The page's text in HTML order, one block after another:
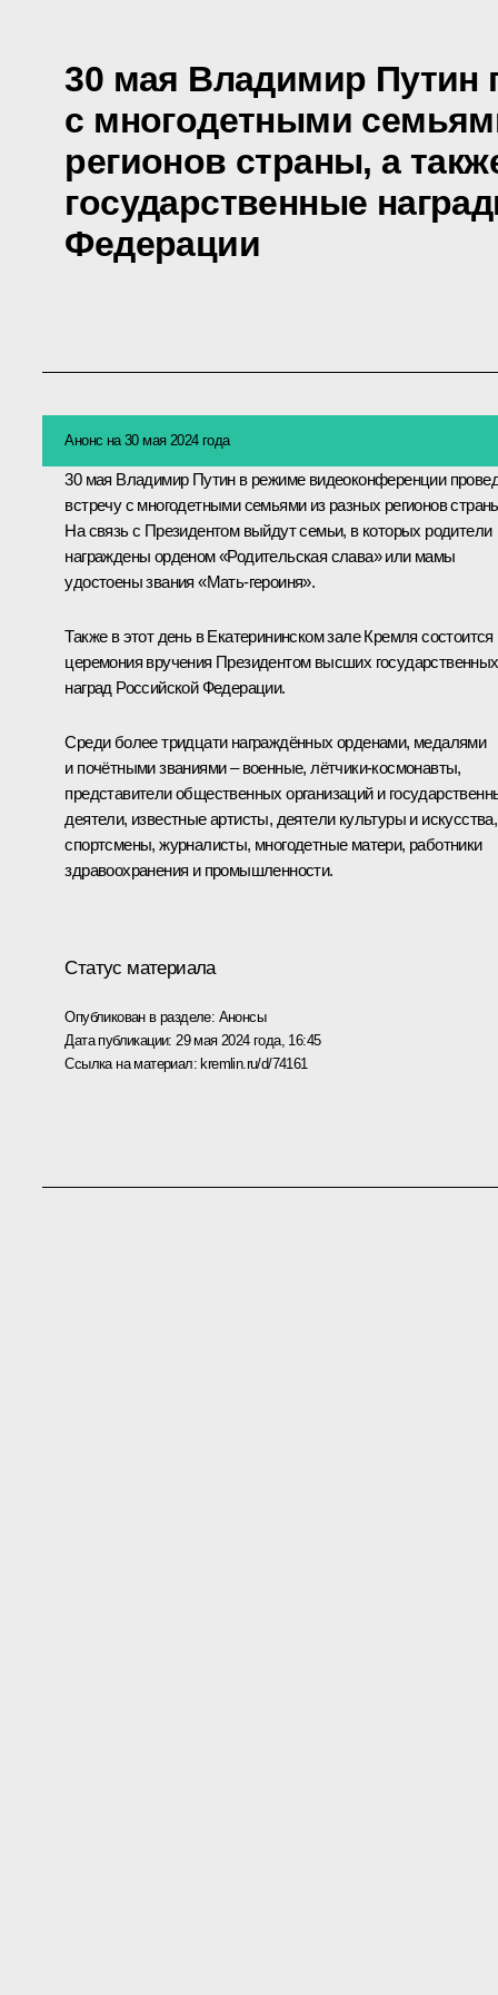
30 мая Владимир Путин
с многодетными
регионов страны, а
государственные
Федерации
Анонс на 30 мая 2024 года
30 мая Владимир Путин в режиме видеоконференции
встречу с многодетными семьями из разных регионов
На связь с Президентом выйдут семьи, в которых родители
награждены орденом «Родительская слава» или мамы
удостоены звания «Мать-героиня».
Также в этот день в Екатерининском зале Кремля состоится
церемония вручения Президентом высших государственных
наград Российской Федерации.
Среди более тридцати награждённых орденами, медалями
и почётными званиями – военные, лётчики-космонавты,
представители общественных организаций и
деятели, известные артисты, деятели культуры и искусства,
спортсмены, журналисты, многодетные матери, работники
здравоохранения и промышленности.
Статус материала
Опубликован в разделе: Анонсы
Дата публикации: 29 мая 2024 года, 16:45
Ссылка на материал:kremlin.ru/d/74161